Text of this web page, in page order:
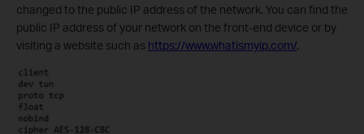
changed to the public IP address of the network. You can find the
public IP address of your network on the front-end device or by
visiting a website such as https://www.whatismyip.com/.